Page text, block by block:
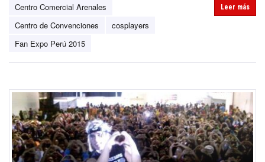
Centro Comercial Arenales
Centro de Convenciones
cosplayers
Fan Expo Perú 2015
Leer más